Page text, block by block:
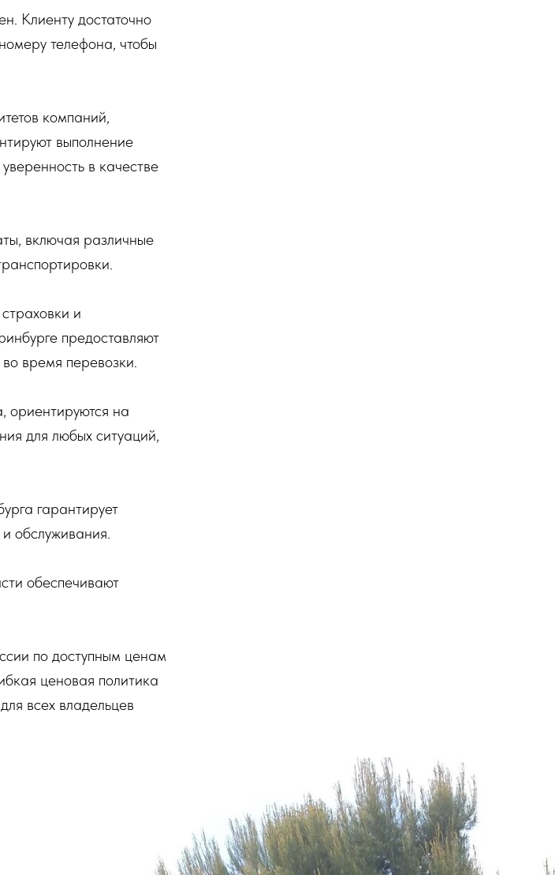
Клиенту достаточно
телефона, чтобы
компаний,
выполнение
в качестве
включая различные
и
предоставляют
время перевозки.
ориентируются на
для любых ситуаций,
гарантирует
обслуживания.
обеспечивают
по доступным ценам
ценовая политика
всех владельцев